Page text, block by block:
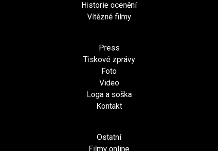
Historie ocenění
Vítězné filmy
Press
Tiskové zprávy
Foto
Video
Loga a soška
Kontakt
Ostatní
Filmy online